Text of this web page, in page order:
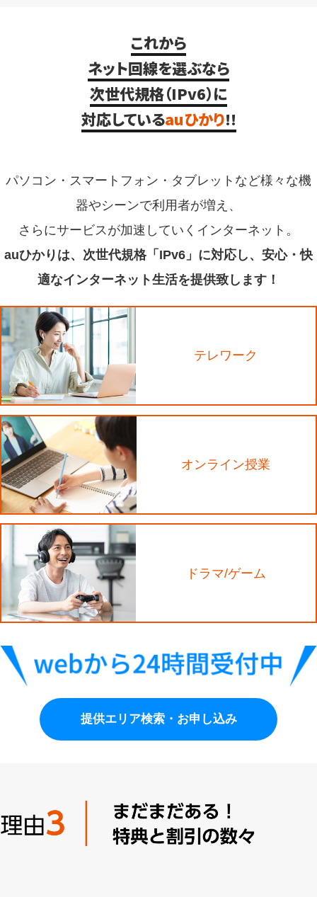
これから
ネット回線を選ぶなら
次世代規格（IPv6）に
対応しているauひかり!!
パソコン・スマートフォン・タブレットなど様々な機
器やシーンで利用者が増え、
さらにサービスが加速していくインターネット。
auひかりは、次世代規格「IPv6」に対応し、安心・快
適なインターネット生活を提供致します！
テレワーク
オンライン授業
ドラマ/ゲーム
提供エリア検索・お申し込み